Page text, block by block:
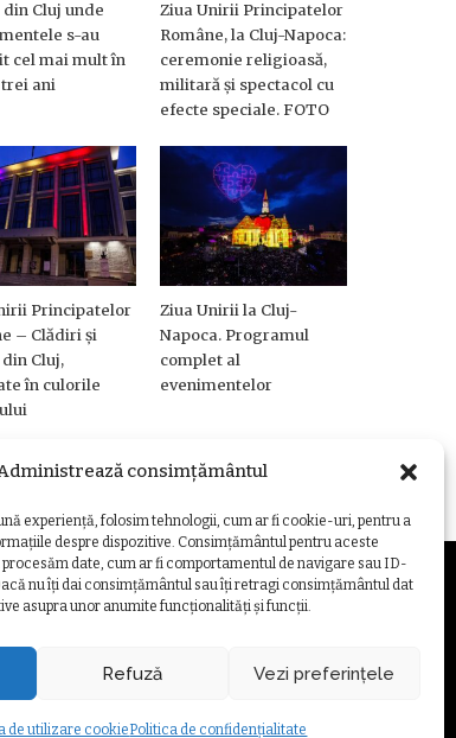
consimțământul
experiență, folosim tehnologii, cum ar fi cookie-uri, pentru a
despre dispozitive. Consimțământul pentru aceste
date, cum ar fi comportamentul de navigare sau ID-
nu îți dai consimțământul sau îți retragi consimțământul dat
asupra unor anumite funcționalități și funcții.
Refuză Vezi preferințele
de utilizare cookiePolitica de confidențialitate
din Cluj unde
s-au
cel mai mult în
ani
Ziua Unirii Principatelor
Române, la Cluj-Napoca:
ceremonie religioasă,
militară și spectacol cu
efecte speciale. FOTO
Principatelor
– Clădiri și
Cluj,
în culorile
Ziua Unirii la Cluj-
Napoca. Programul
complet al
evenimentelor